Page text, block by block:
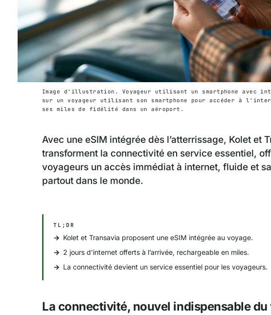
Image d'illustration. Voyageur utilisant un smartphone avec
sur un voyageur utilisant son smartphone pour accéder à
ses miles de fidélité dans un aéroport.
Avec une eSIM intégrée dès l’atterrissage, Kolet et
transforment la connectivité en service essentiel,
voyageurs un accès immédiat à internet, fluide et
partout dans le monde.
TL;DR
Kolet et Transavia proposent une eSIM intégrée au voyage.
2 jours d’internet offerts à l’arrivée, rechargeable en miles.
La connectivité devient un service essentiel pour les voyageurs.
La connectivité, nouvel indispensable du